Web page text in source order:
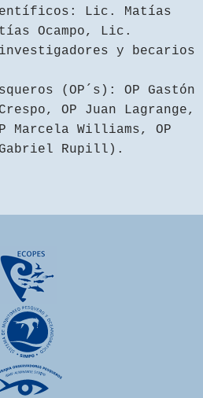
Lic. Matías
Ocampo, Lic.
y becarios
(OP´s): OP Gastón
OP Juan Lagrange,
Marcela Williams, OP
Gabriel Rupill).